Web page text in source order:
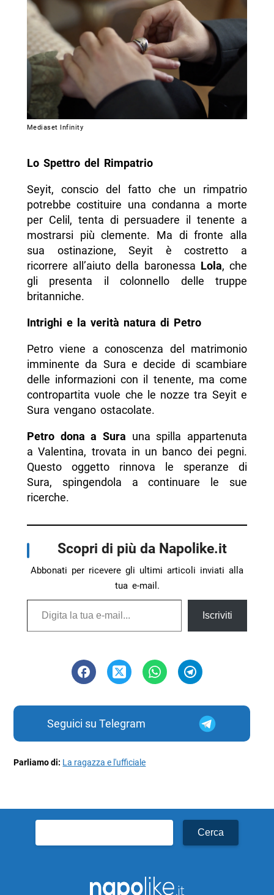
Mediaset Infinity
Lo Spettro del Rimpatrio
Seyit, conscio del fatto che un rimpatrio
potrebbe costituire una condanna a morte
per Celil, tenta di persuadere il tenente a
mostrarsi più clemente. Ma di fronte alla
sua ostinazione, Seyit è costretto a
ricorrere all’aiuto della baronessa Lola, che
gli presenta il colonnello delle truppe
britanniche.
Intrighi e la verità natura di Petro
Petro viene a conoscenza del matrimonio
imminente da Sura e decide di scambiare
delle informazioni con il tenente, ma come
contropartita vuole che le nozze tra Seyit e
Sura vengano ostacolate.
Petro dona a Sura una spilla appartenuta
a Valentina, trovata in un banco dei pegni.
Questo oggetto rinnova le speranze di
Sura, spingendola a continuare le sue
ricerche.
Scopri di più da Napolike.it
Abbonati per ricevere gli ultimi articoli inviati alla
tua e-mail.
Digita la tua e-mail...
Iscriviti
Seguici su Telegram
Parliamo di: La ragazza e l'ufficiale
per: